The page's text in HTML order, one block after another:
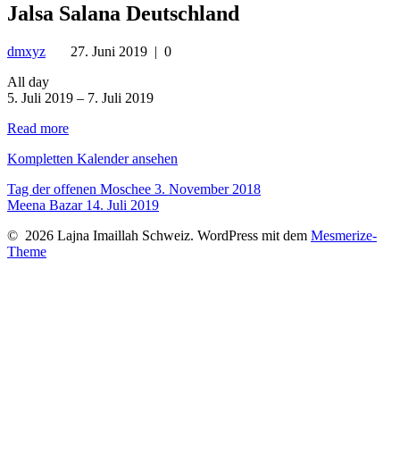
Jalsa Salana Deutschland
dmxyz 27. Juni 2019 | 0
Jalsa
Salana
All day
5. Juli 2019 – 7. Juli 2019
Read more
Kompletten Kalender ansehen
Beitragsnavigation
Tag der offenen Moschee 3. November 2018
Meena Bazar 14. Juli 2019
© 2026 Lajna Imaillah Schweiz. WordPress mit dem Mesmerize-
Theme